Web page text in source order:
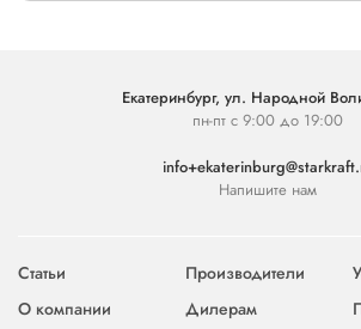
Екатеринбург, ул. Народной
пн-пт с 9:00 до 19:00
Напишите нам
Статьи Производители
О компании
Дилерам